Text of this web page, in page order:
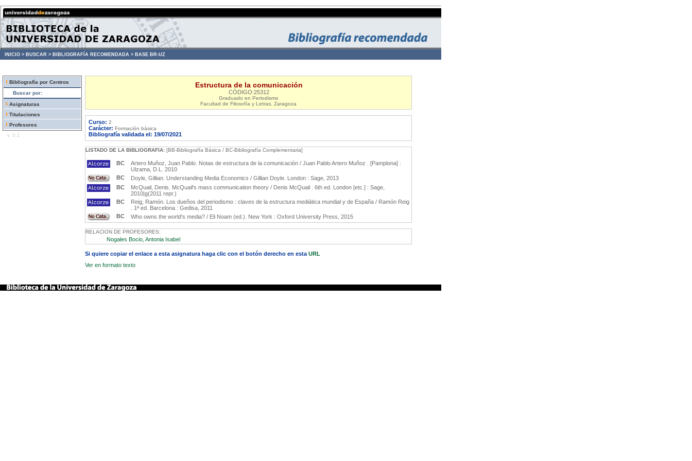
INICIO > BUSCAR > BIBLIOGRAFÍA RECOMENDADA > BASE BR-UZ
Bibliografía por Centros
Buscar por:
Asignaturas
Titulaciones
Profesores
v. 0.1
Estructura de la comunicación
CÓDIGO:25312
Graduado en Periodismo
Facultad de Filosofía y Letras, Zaragoza
Curso: 2
Carácter: Formación básica
Bibliografía validada el: 19/07/2021
LISTADO DE LA BIBLIOGRAFIA: [BB-Bibliografía Básica / BC-Bibliografía Complementaria]
BC
Artero Muñoz, Juan Pablo. Notas de estructura de la comunicación / Juan Pablo Artero Muñoz . [Pamplona] :
Ulzama, D.L. 2010
BC
Doyle, Gillian. Understanding Media Economics / Gillian Doyle. London : Sage, 2013
BC
McQuail, Denis. McQuail's mass communication theory / Denis McQuail . 6th ed. London [etc.] : Sage,
2010|g(2011 repr.)
BC
Reig, Ramón. Los dueños del periodismo : claves de la estructura mediática mundial y de España / Ramón Reig
. 1ª ed. Barcelona : Gedisa, 2011
BC
Who owns the world's media? / Eli Noam (ed.). New York : Oxford University Press, 2015
RELACION DE PROFESORES:
Nogales Bocio, Antonia Isabel
Si quiere copiar el enlace a esta asignatura haga clic con el botón derecho en esta URL
Ver en formato texto